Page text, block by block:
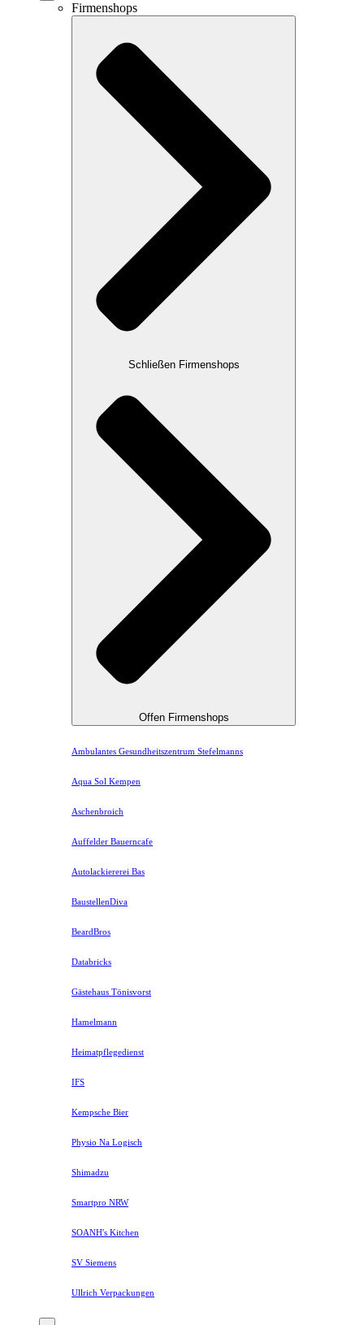
Firmenshops
Schließen Firmenshops
Offen Firmenshops
Ambulantes Gesundheitszentrum Stefelmanns
Aqua Sol Kempen
Aschenbroich
Auffelder Bauerncafe
Autolackiererei Bas
BaustellenDiva
BeardBros
Databricks
Gästehaus Tönisvorst
Hamelmann
Heimatpflegedienst
IFS
Kempsche Bier
Physio Na Logisch
Shimadzu
Smartpro NRW
SOANH's Kitchen
SV Siemens
Ullrich Verpackungen